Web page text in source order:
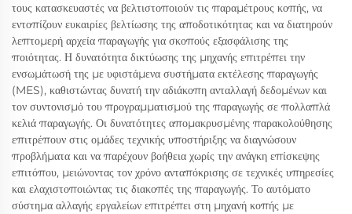
τους κατασκευαστές να βελτιστοποιούν τις παραμέτρους κοπής, να
εντοπίζουν ευκαιρίες βελτίωσης της αποδοτικότητας και να διατηρούν
λεπτομερή αρχεία παραγωγής για σκοπούς εξασφάλισης της
ποιότητας. Η δυνατότητα δικτύωσης της μηχανής επιτρέπει την
ενσωμάτωσή της με υφιστάμενα συστήματα εκτέλεσης παραγωγής
(MES), καθιστώντας δυνατή την αδιάκοπη ανταλλαγή δεδομένων και
τον συντονισμό του προγραμματισμού της παραγωγής σε πολλαπλά
κελιά παραγωγής. Οι δυνατότητες απομακρυσμένης παρακολούθησης
επιτρέπουν στις ομάδες τεχνικής υποστήριξης να διαγνώσουν
προβλήματα και να παρέχουν βοήθεια χωρίς την ανάγκη επίσκεψης
επιτόπου, μειώνοντας τον χρόνο ανταπόκρισης σε τεχνικές υπηρεσίες
και ελαχιστοποιώντας τις διακοπές της παραγωγής. Το αυτόματο
σύστημα αλλαγής εργαλείων επιτρέπει στη μηχανή κοπής με